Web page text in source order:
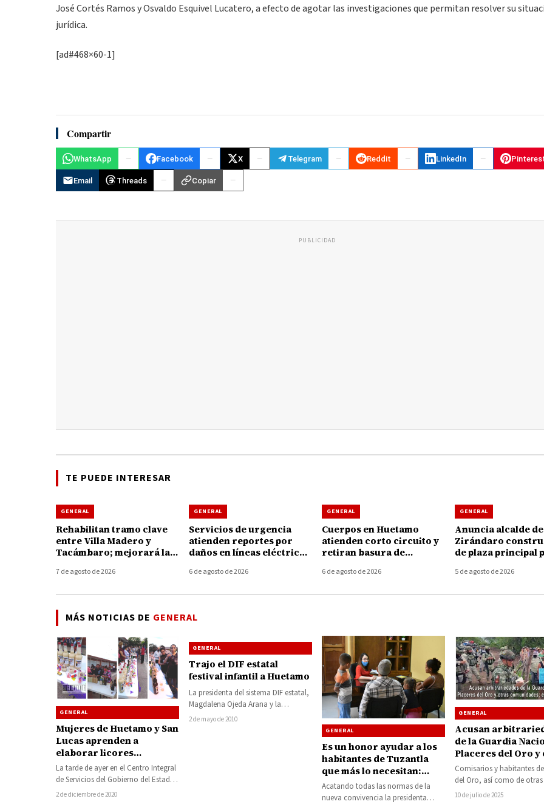
José Cortés Ramos y Osvaldo Esquivel Lucatero, a efecto de agotar las investigaciones que permitan resolver su
jurídica.
[ad#468×60-1]
Compartir
WhatsApp Facebook X Telegram Reddit LinkedIn
Email Threads Copiar
PUBLICIDAD
TE PUEDE INTERESAR
GENERAL
Rehabilitan tramo clave
entre Villa Madero y
Tacámbaro; mejorará la
Caliente
7 de agosto de 2026
GENERAL
Servicios de urgencia
atienden reportes por
daños en líneas eléctricas
Huetamo
6 de agosto de 2026
GENERAL
Cuerpos en Huetamo
atienden corto circuito y
retiran basura de
tormenta de ayer
6 de agosto de 2026
GENERAL
Anuncia alcalde de
Zirándaro
de plaza principal
5 de agosto de 2026
MÁS NOTICIAS DE GENERAL
GENERAL
Mujeres de Huetamo y San
Lucas aprenden a
elaborar licores
medicinales y cremosos
La tarde de ayer en el Centro Integral
de Servicios del Gobierno del Estado
(CIS) Huetamo, se llevó…
2 de diciembre de 2020
GENERAL
Trajo el DIF estatal
festival infantil a Huetamo
La presidenta del sistema DIF estatal,
Magdalena Ojeda Arana y la
directora Teodora Vázquez Arroyo,
2 de mayo de 2010
GENERAL
Es un honor ayudar a los
habitantes de Tuzantla
que más lo necesitan:
Jazmín Arroyo Martínez
Acatando todas las normas de la
nueva convivencia la presidenta
GENERAL
Acusan
de la Guardia
Placeres del Oro y
comunidades;
retiro
Comisarios y habitantes
del Oro, así como de otras
comunidades del municipio
10 de julio de 2025